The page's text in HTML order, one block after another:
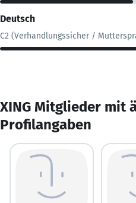
Deutsch
C2 (Verhandlungssicher /
XING Mitglieder mit
Profilangaben